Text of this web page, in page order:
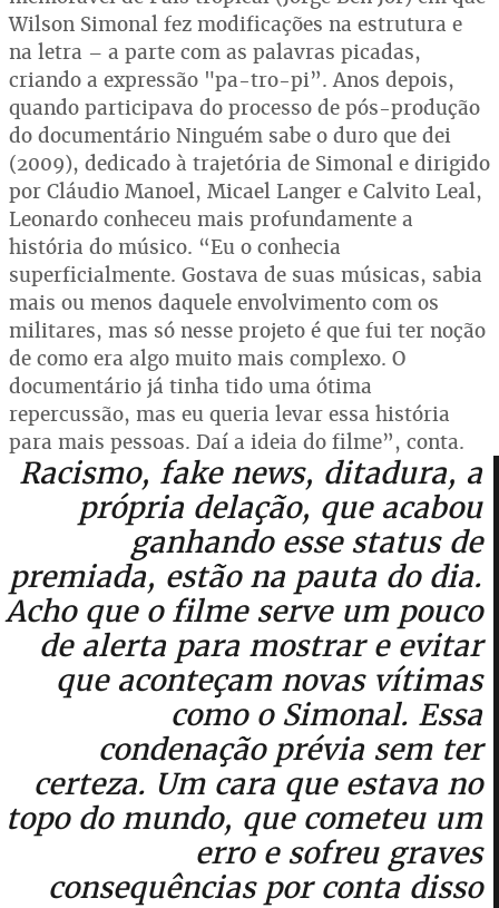
Wilson Simonal fez modificações na estrutura e
na letra – a parte com as palavras picadas,
criando a expressão "pa-tro-pi”. Anos depois,
quando participava do processo de pós-produção
do documentário Ninguém sabe o duro que dei
(2009), dedicado à trajetória de Simonal e dirigido
por Cláudio Manoel, Micael Langer e Calvito Leal,
Leonardo conheceu mais profundamente a
história do músico. “Eu o conhecia
superficialmente. Gostava de suas músicas, sabia
mais ou menos daquele envolvimento com os
militares, mas só nesse projeto é que fui ter noção
de como era algo muito mais complexo. O
documentário já tinha tido uma ótima
repercussão, mas eu queria levar essa história
para mais pessoas. Daí a ideia do filme”, conta.
Racismo, fake news, ditadura, a
própria delação, que acabou
ganhando esse status de
premiada, estão na pauta do dia.
Acho que o filme serve um pouco
de alerta para mostrar e evitar
que aconteçam novas vítimas
como o Simonal. Essa
condenação prévia sem ter
certeza. Um cara que estava no
topo do mundo, que cometeu um
erro e sofreu graves
consequências por conta disso